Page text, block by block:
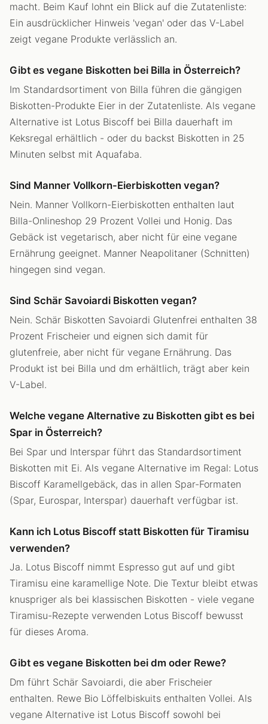
macht. Beim Kauf lohnt ein Blick auf die Zutatenliste:
Ein ausdrücklicher Hinweis 'vegan' oder das V-Label
zeigt vegane Produkte verlässlich an.
Gibt es vegane Biskotten bei Billa in Österreich?
Im Standardsortiment von Billa führen die gängigen
Biskotten-Produkte Eier in der Zutatenliste. Als vegane
Alternative ist Lotus Biscoff bei Billa dauerhaft im
Keksregal erhältlich - oder du backst Biskotten in 25
Minuten selbst mit Aquafaba.
Sind Manner Vollkorn-Eierbiskotten vegan?
Nein. Manner Vollkorn-Eierbiskotten enthalten laut
Billa-Onlineshop 29 Prozent Vollei und Honig. Das
Gebäck ist vegetarisch, aber nicht für eine vegane
Ernährung geeignet. Manner Neapolitaner (Schnitten)
hingegen sind vegan.
Sind Schär Savoiardi Biskotten vegan?
Nein. Schär Biskotten Savoiardi Glutenfrei enthalten 38
Prozent Frischeier und eignen sich damit für
glutenfreie, aber nicht für vegane Ernährung. Das
Produkt ist bei Billa und dm erhältlich, trägt aber kein
V-Label.
Welche vegane Alternative zu Biskotten gibt es bei
Spar in Österreich?
Bei Spar und Interspar führt das Standardsortiment
Biskotten mit Ei. Als vegane Alternative im Regal: Lotus
Biscoff Karamellgebäck, das in allen Spar-Formaten
(Spar, Eurospar, Interspar) dauerhaft verfügbar ist.
Kann ich Lotus Biscoff statt Biskotten für Tiramisu
verwenden?
Ja. Lotus Biscoff nimmt Espresso gut auf und gibt
Tiramisu eine karamellige Note. Die Textur bleibt etwas
knuspriger als bei klassischen Biskotten - viele vegane
Tiramisu-Rezepte verwenden Lotus Biscoff bewusst
für dieses Aroma.
Gibt es vegane Biskotten bei dm oder Rewe?
Dm führt Schär Savoiardi, die aber Frischeier
enthalten. Rewe Bio Löffelbiskuits enthalten Vollei. Als
vegane Alternative ist Lotus Biscoff sowohl bei